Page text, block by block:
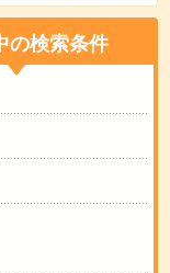
の検索条件